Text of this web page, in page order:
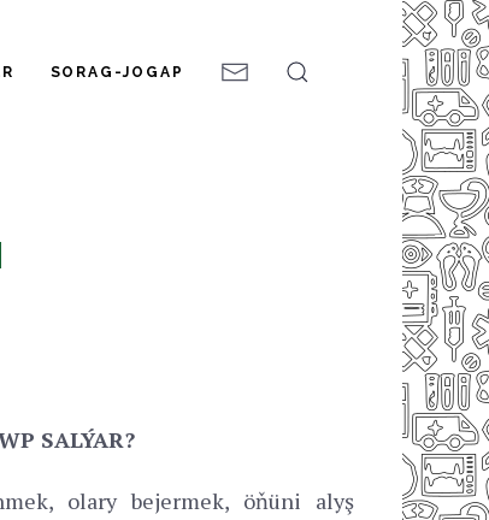
SORAG-JOGAP
SALÝAR?
olary bejermek, öňüni alyş